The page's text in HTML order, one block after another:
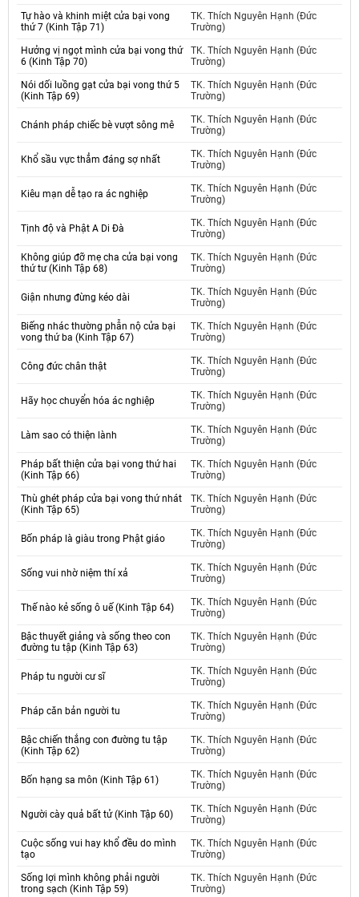
Tự hào và khinh miệt cửa bại vong
thứ 7 (Kinh Tập 71)
TK. Thích Nguyên Hạnh (Đức
Trường)
Hưởng vị ngọt mình cửa bại vong thứ
6 (Kinh Tập 70)
TK. Thích Nguyên Hạnh (Đức
Trường)
Nói dối luồng gạt cửa bại vong thứ 5
(Kinh Tập 69)
TK. Thích Nguyên Hạnh (Đức
Trường)
Chánh pháp chiếc bè vượt sông mê
TK. Thích Nguyên Hạnh (Đức
Trường)
Khổ sầu vực thẳm đáng sợ nhất
TK. Thích Nguyên Hạnh (Đức
Trường)
Kiêu mạn dễ tạo ra ác nghiệp
TK. Thích Nguyên Hạnh (Đức
Trường)
Tịnh độ và Phật A Di Đà
TK. Thích Nguyên Hạnh (Đức
Trường)
Không giúp đỡ mẹ cha cửa bại vong
thứ tư (Kinh Tập 68)
TK. Thích Nguyên Hạnh (Đức
Trường)
Giận nhưng đừng kéo dài
TK. Thích Nguyên Hạnh (Đức
Trường)
Biếng nhác thường phẫn nộ cửa bại
vong thứ ba (Kinh Tập 67)
TK. Thích Nguyên Hạnh (Đức
Trường)
Công đức chân thật
TK. Thích Nguyên Hạnh (Đức
Trường)
Hãy học chuyển hóa ác nghiệp
TK. Thích Nguyên Hạnh (Đức
Trường)
Làm sao có thiện lành
TK. Thích Nguyên Hạnh (Đức
Trường)
Pháp bất thiện cửa bại vong thứ hai
(Kinh Tập 66)
TK. Thích Nguyên Hạnh (Đức
Trường)
Thù ghét pháp cửa bại vong thứ nhát
(Kinh Tập 65)
TK. Thích Nguyên Hạnh (Đức
Trường)
Bốn pháp là giàu trong Phật giáo
TK. Thích Nguyên Hạnh (Đức
Trường)
Sống vui nhờ niệm thí xả
TK. Thích Nguyên Hạnh (Đức
Trường)
Thế nào kẻ sống ô uế (Kinh Tập 64)
TK. Thích Nguyên Hạnh (Đức
Trường)
Bậc thuyết giảng và sống theo con
đường tu tập (Kinh Tập 63)
TK. Thích Nguyên Hạnh (Đức
Trường)
Pháp tu người cư sĩ
TK. Thích Nguyên Hạnh (Đức
Trường)
Pháp căn bản người tu
TK. Thích Nguyên Hạnh (Đức
Trường)
Bậc chiến thắng con đường tu tập
(Kinh Tập 62)
TK. Thích Nguyên Hạnh (Đức
Trường)
Bốn hạng sa môn (Kinh Tập 61)
TK. Thích Nguyên Hạnh (Đức
Trường)
Người cày quả bất tử (Kinh Tập 60)
TK. Thích Nguyên Hạnh (Đức
Trường)
Cuộc sống vui hay khổ đều do mình
tạo
TK. Thích Nguyên Hạnh (Đức
Trường)
Sống lợi mình không phải người
trong sạch (Kinh Tập 59)
TK. Thích Nguyên Hạnh (Đức
Trường)